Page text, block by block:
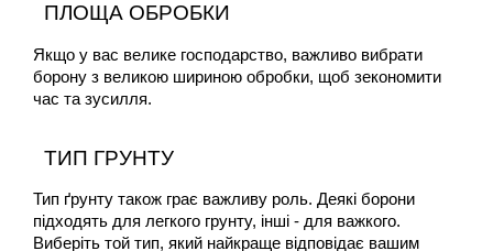
ПЛОЩА ОБРОБКИ
Якщо у вас велике господарство, важливо вибрати
борону з великою шириною обробки, щоб зекономити
час та зусилля.
ТИП ГРУНТУ
Тип ґрунту також грає важливу роль. Деякі борони
підходять для легкого грунту, інші - для важкого.
Виберіть той тип, який найкраще відповідає вашим